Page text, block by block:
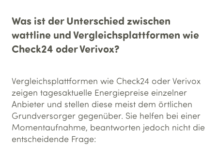
Was ist der Unterschied zwischen
wattline und Vergleichsplattformen wie
Check24 oder Verivox?
Vergleichsplattformen wie Check24 oder Verivox
zeigen tagesaktuelle Energiepreise einzelner
Anbieter und stellen diese meist dem örtlichen
Grundversorger gegenüber. Sie helfen bei einer
Momentaufnahme, beantworten jedoch nicht die
entscheidende Frage: